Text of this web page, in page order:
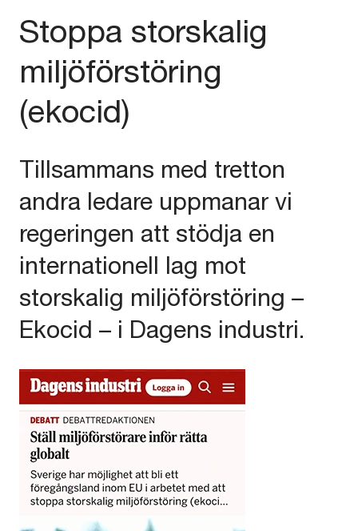
Stoppa storskalig
miljöförstöring
(ekocid)
Tillsammans med tretton
andra ledare uppmanar vi
regeringen att stödja en
internationell lag mot
storskalig miljöförstöring –
Ekocid – i Dagens industri.